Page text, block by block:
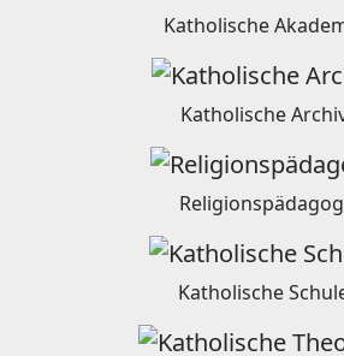
Katholische
Katholische
Katholische